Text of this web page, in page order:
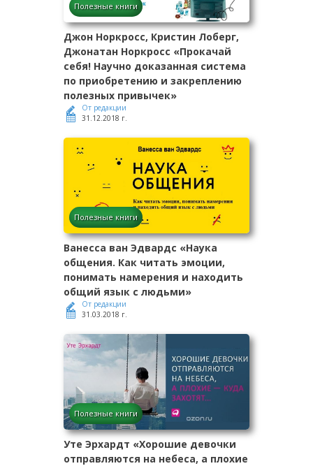
Полезные книги
Джон Норкросс, Кристин Лоберг,
Джонатан Норкросс «Прокачай
себя! Научно доказанная система
по приобретению и закреплению
полезных привычек»
От редакции
31.12.2018 г.
Полезные книги
Ванесса ван Эдвардс «Наука
общения. Как читать эмоции,
понимать намерения и находить
общий язык с людьми»
От редакции
31.03.2018 г.
Полезные книги
Уте Эрхардт «Хорошие девочки
отправляются на небеса, а плохие